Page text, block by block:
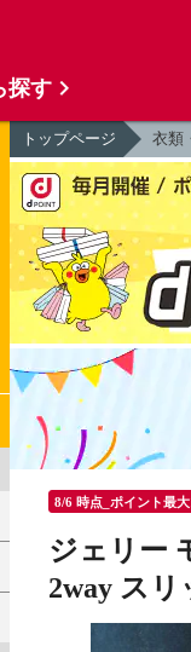
トップページ 衣類
8/6 時点_ポイント最
ジェリー
2way ス
探す